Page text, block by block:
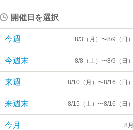
開催日を選択
今週 8/3（月）〜8/9（日）
今週末 8/8（土）〜8/9（日）
来週 8/10（月）〜8/16（日）
来週末 8/15（土）〜8/16（日）
今月 8月